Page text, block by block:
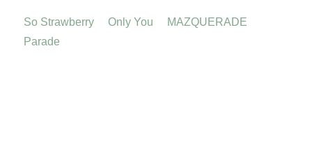
So Strawberry Only You
MAZQUERADE
Parade